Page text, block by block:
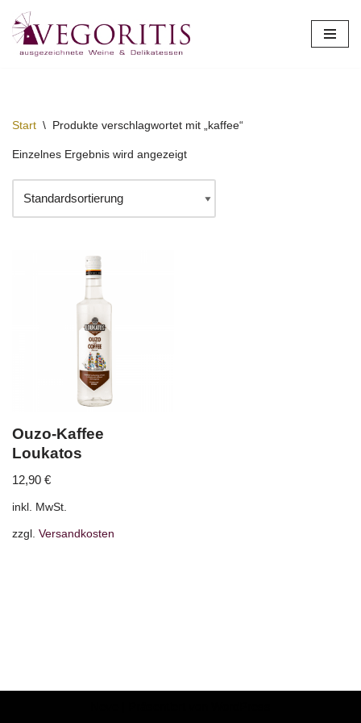
Zum
Start \ Produkte verschlagwortet mit „kaffee“
Einzelnes Ergebnis wird angezeigt
Ouzo-Kaffee
Loukatos
12,90 €
inkl. MwSt.
zzgl. Versandkosten